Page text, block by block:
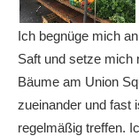
Ich begnüge mich
Saft und setze mich
Bäume am Union
zueinander und fast
regelmäßig treffen.